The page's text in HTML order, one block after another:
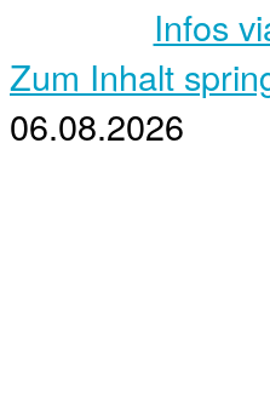
Infos
Zum Inhalt
06.08.2026